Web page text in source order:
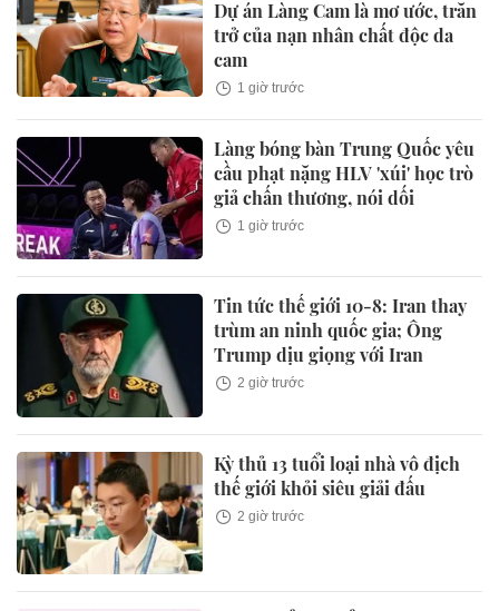
Dự án Làng Cam là mơ ước, trăn
trở của nạn nhân chất độc da
cam
1 giờ trước
Làng bóng bàn Trung Quốc yêu
cầu phạt nặng HLV 'xúi' học trò
giả chấn thương, nói dối
1 giờ trước
Tin tức thế giới 10-8: Iran thay
trùm an ninh quốc gia; Ông
Trump dịu giọng với Iran
2 giờ trước
Kỳ thủ 13 tuổi loại nhà vô địch
thế giới khỏi siêu giải đấu
2 giờ trước